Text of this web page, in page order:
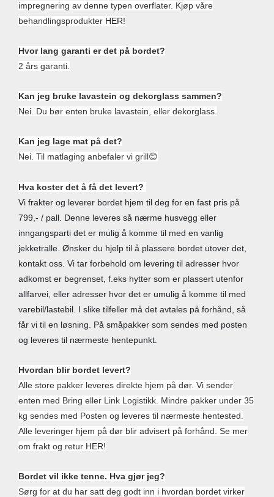
impregnering av denne typen overflater. Kjøp våre
behandlingsprodukter HER!
Hvor lang garanti er det på bordet?
2 års garanti.
Kan jeg bruke lavastein og dekorglass sammen?
Nei. Du bør enten bruke lavastein, eller dekorglass.
Kan jeg lage mat på det?
Nei. Til matlaging anbefaler vi grill😊
Hva koster det å få det levert?
Vi frakter og leverer bordet hjem til deg for en fast pris på
799,- / pall. Denne leveres så nærme husvegg eller
inngangsparti det er mulig å komme til med en vanlig
jekketralle. Ønsker du hjelp til å plassere bordet utover det,
kontakt oss. Vi tar forbehold om levering til adresser hvor
adkomst er begrenset, f.eks hytter som er plassert utenfor
allfarvei, eller adresser hvor det er umulig å komme til med
varebil/lastebil. I slike tilfeller må det avtales på forhånd, så
får vi til en løsning. På småpakker som sendes med posten
og leveres til nærmeste hentepunkt.
Hvordan blir bordet levert?
Alle store pakker leveres direkte hjem på dør. Vi sender
enten med Bring eller Link Logistikk. Mindre pakker under 35
kg sendes med Posten og leveres til nærmeste hentested.
Alle leveringer hjem på dør blir advisert på forhånd. Se mer
om frakt og retur HER!
Bordet vil ikke tenne. Hva gjør jeg?
Sørg for at du har satt deg godt inn i hvordan bordet virker